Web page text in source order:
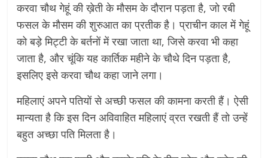
करवा चौथ गेहूं की ख़ेती के मौसम के दौरान पड़ता है, जो रबी
फसल के मौसम की शुरुआत का प्रतीक है। प्राचीन काल में गेहूं
को बड़े मिट्टी के बर्तनों में रखा जाता था, जिसे करवा भी कहा
जाता है, और चूंकि यह कार्तिक महीने के चौथे दिन पड़ता है,
इसलिए इसे करवा चौथ कहा जाने लगा।
महिलाएं अपने पतियों से अच्छी फसल की कामना करती हैं। ऐसी
मान्यता है कि इस दिन अविवाहित महिलाएं व्रत रखती हैं तो उन्हें
बहुत अच्छा पति मिलता है।